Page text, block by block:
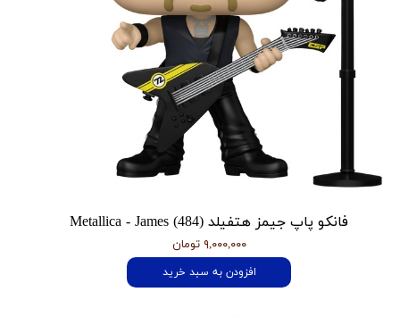
فانکو پاپ جیمز هتفیلد Metallica - James (484)
۹,۰۰۰,۰۰۰ تومان
افزودن به سبد خرید